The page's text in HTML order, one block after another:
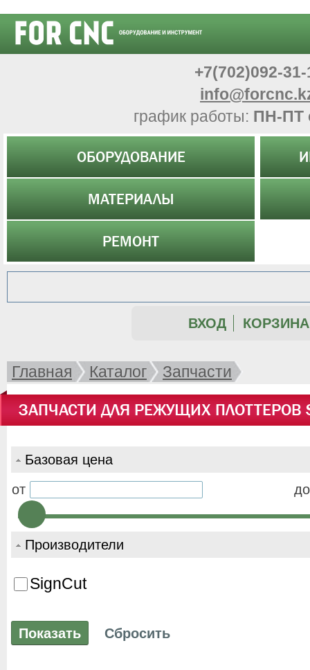
+7(702)092-31-
график работы: ПН-ПТ
ОБОРУДОВАНИЕ
МАТЕРИАЛЫ
РЕМОНТ
ВХОД КОРЗИНА
Главная Каталог Запчасти
ЗАПЧАСТИ ДЛЯ РЕЖУЩИХ ПЛОТТЕРОВ
Базовая цена
от
до
Производители
SignCut